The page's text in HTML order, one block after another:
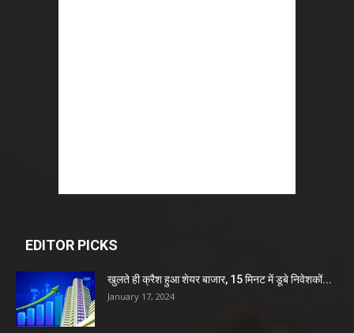
EDITOR PICKS
खुलते ही क्रैश हुआ शेयर बाजार, 15 मिनट में डूबे निवेशकों...
January 17, 2024